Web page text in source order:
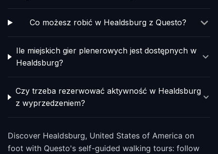
Co możesz robić w Healdsburg z Questo?
Ile miejskich gier plenerowych jest dostępnych w
Healdsburg?
Czy trzeba rezerwować aktywność w Healdsburg
z wyprzedzeniem?
Discover Healdsburg, United States of America on
foot with Questo's self-guided walking tours: follow